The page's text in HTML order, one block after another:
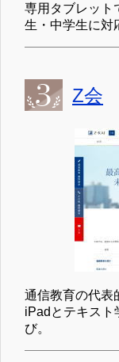
専用タブレット
生・中学生に対
Z会
通信教育の代表
iPadとテキスト
び。